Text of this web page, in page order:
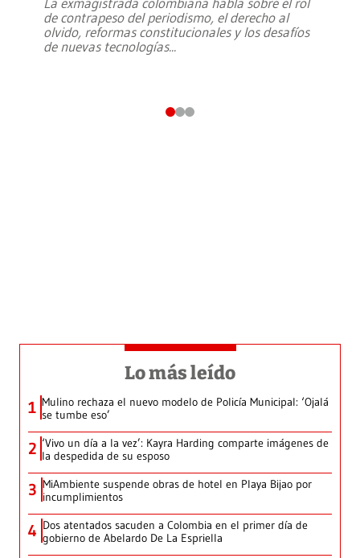
de contrapeso del periodismo, el derecho al
olvido, reformas constitucionales y los desafíos
de nuevas tecnologías...
Lo más leído
1 Mulino rechaza el nuevo modelo de Policía Municipal: ‘Ojalá
se tumbe eso’
2 ‘Vivo un día a la vez’: Kayra Harding comparte imágenes de
la despedida de su esposo
3 MiAmbiente suspende obras de hotel en Playa Bijao por
incumplimientos
4 Dos atentados sacuden a Colombia en el primer día de
gobierno de Abelardo De La Espriella